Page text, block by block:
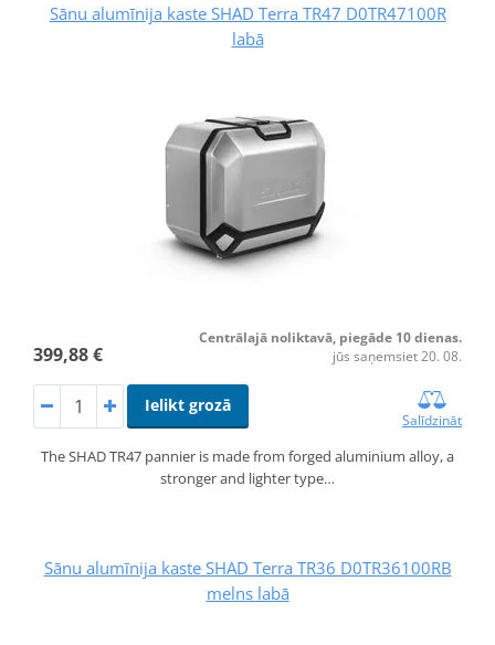
Sānu alumīnija kaste SHAD Terra TR47 D0TR47100R
labā
399,88 €
Centrālajā noliktavā, piegāde 10 dienas.
jūs saņemsiet 20. 08.
Ielikt grozā
Salīdzināt
The SHAD TR47 pannier is made from forged aluminium alloy, a
stronger and lighter type…
Sānu alumīnija kaste SHAD Terra TR36 D0TR36100RB
melns labā